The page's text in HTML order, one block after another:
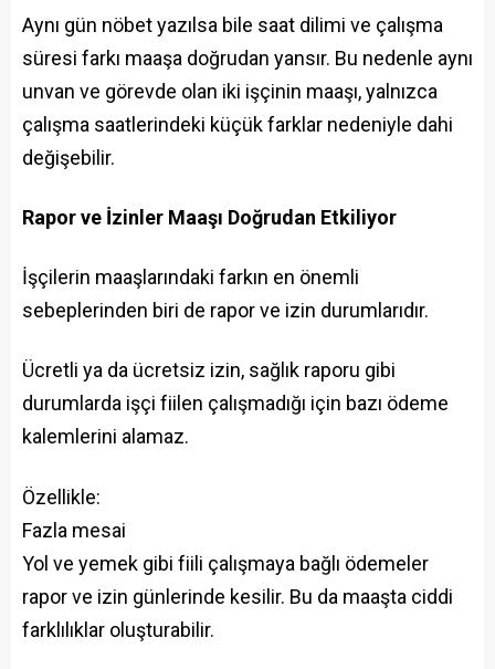
Aynı gün nöbet yazılsa bile saat dilimi ve çalışma
süresi farkı maaşa doğrudan yansır. Bu nedenle aynı
unvan ve görevde olan iki işçinin maaşı, yalnızca
çalışma saatlerindeki küçük farklar nedeniyle dahi
değişebilir.
Rapor ve İzinler Maaşı Doğrudan Etkiliyor
İşçilerin maaşlarındaki farkın en önemli
sebeplerinden biri de rapor ve izin durumlarıdır.
Ücretli ya da ücretsiz izin, sağlık raporu gibi
durumlarda işçi fiilen çalışmadığı için bazı ödeme
kalemlerini alamaz.
Özellikle:
Fazla mesai
Yol ve yemek gibi fiili çalışmaya bağlı ödemeler
rapor ve izin günlerinde kesilir. Bu da maaşta ciddi
farklılıklar oluşturabilir.